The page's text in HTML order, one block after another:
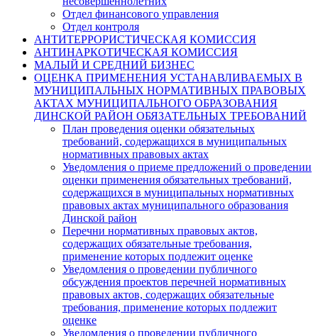
Отдел финансового управления
Отдел контроля
АНТИТЕРРОРИСТИЧЕСКАЯ КОМИССИЯ
АНТИНАРКОТИЧЕСКАЯ КОМИССИЯ
МАЛЫЙ И СРЕДНИЙ БИЗНЕС
ОЦЕНКА ПРИМЕНЕНИЯ УСТАНАВЛИВАЕМЫХ В
МУНИЦИПАЛЬНЫХ НОРМАТИВНЫХ ПРАВОВЫХ
АКТАХ МУНИЦИПАЛЬНОГО ОБРАЗОВАНИЯ
ДИНСКОЙ РАЙОН ОБЯЗАТЕЛЬНЫХ ТРЕБОВАНИЙ
План проведения оценки обязательных
требований, содержащихся в муниципальных
нормативных правовых актах
Уведомления о приеме предложений о проведении
оценки применения обязательных требований,
содержащихся в муниципальных нормативных
правовых актах муниципального образования
Динской район
Перечни нормативных правовых актов,
содержащих обязательные требования,
применение которых подлежит оценке
Уведомления о проведении публичного
обсуждения проектов перечней нормативных
правовых актов, содержащих обязательные
требования, применение которых подлежит
оценке
Уведомления о проведении публичного